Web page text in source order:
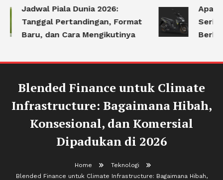
Jadwal Piala Dunia 2026:
Tanggal Pertandingan, Format
Baru, dan Cara Mengikutinya
Apa
Sering
Blended Finance untuk Climate
Infrastructure: Bagaimana Hibah,
Konsesional, dan Komersial
Dipadukan di 2026
Home
Teknologi
Blended Finance untuk Climate Infrastructure: Bagaimana Hibah,